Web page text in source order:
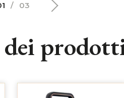
/ 03
dei